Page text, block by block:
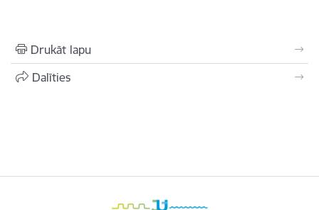
Drukāt lapu
Dalīties